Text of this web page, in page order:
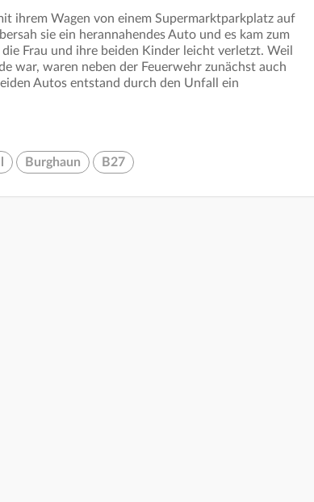
ihrem Wagen von einem Supermarktparkplatz auf
sie ein herannahendes Auto und es kam zum
Frau und ihre beiden Kinder leicht verletzt. Weil
war, waren neben der Feuerwehr zunächst auch
Autos entstand durch den Unfall ein
Burghaun B27